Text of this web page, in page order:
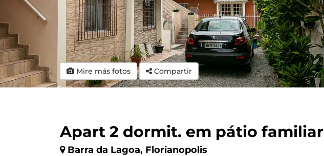
Mire más fotos Compartir
Apart 2 dormit. em pátio familiar
Barra da Lagoa, Florianopolis